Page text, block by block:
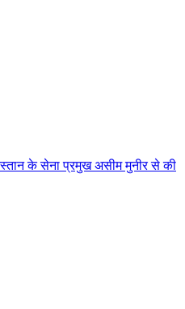
के सेना प्रमुख असीम मुनीर से की